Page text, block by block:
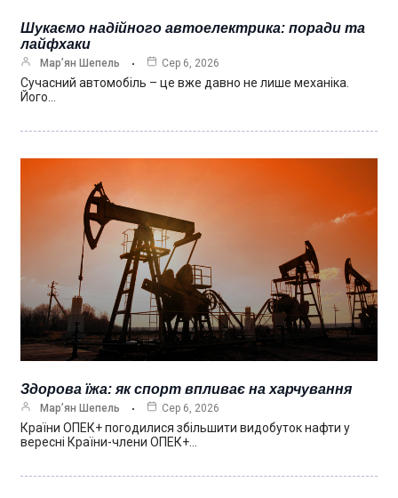
Шукаємо надійного автоелектрика: поради та
лайфхаки
Мар’ян Шепель Сер 6, 2026
Сучасний автомобіль – це вже давно не лише механіка.
Його…
Здорова їжа: як спорт впливає на харчування
Мар’ян Шепель Сер 6, 2026
Країни ОПЕК+ погодилися збільшити видобуток нафти у
вересні Країни-члени ОПЕК+…